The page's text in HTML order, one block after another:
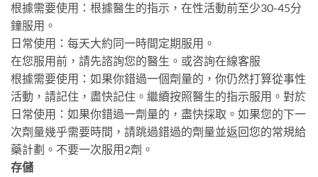
根據需要使用：根據醫生的指示，在性活動前至少30-45分
鐘服用。
日常使用：每天大約同一時間定期服用。
在您服用前，請先諮詢您的醫生。或咨詢在線客服
根據需要使用：如果你錯過一個劑量的，你仍然打算從事性
活動，請記住，盡快記住。繼續按照醫生的指示服用。對於
日常使用：如果你錯過一劑量的，盡快採取。如果您的下一
次劑量幾乎需要時間，請跳過錯過的劑量並返回您的常規給
藥計劃。不要一次服用2劑。
存儲